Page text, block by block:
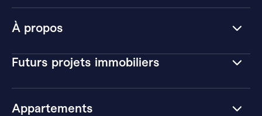
À propos
Futurs projets immobiliers
Appartements